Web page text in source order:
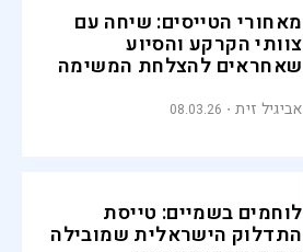
מאחורי הטייסים: שיחה עם
צוותי הקרקע והסיוע
שאחראים להצלחת המשימה
אביגיל זית 08.03.26
לוחמים בשמיים: טייסת
התדלוק הישראלית שמובילה